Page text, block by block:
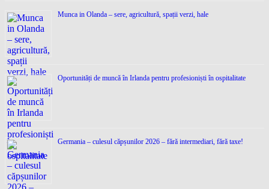
Munca in Olanda – sere, agricultură, spații verzi, hale
Oportunități de muncă în Irlanda pentru profesioniști în ospitalitate
Germania – culesul căpșunilor 2026 – fără intermediari, fără taxe!